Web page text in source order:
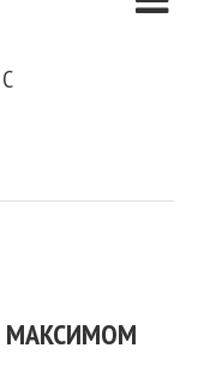
МАКСИМОМ